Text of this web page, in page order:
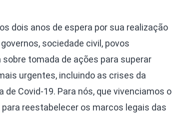
dois anos de espera por sua realização
sociedade civil, povos
tomada de ações para superar
urgentes, incluindo as crises da
Covid-19. Para nós, que vivenciamos o
reestabelecer os marcos legais das